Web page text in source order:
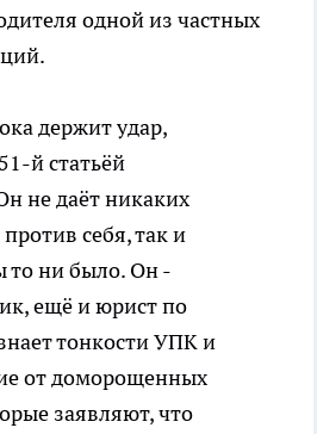
одной из частных
держит удар,
й статьёй
не даёт никаких
себя, так и
то ни было. Он -
ещё и юрист по
тонкости УПК и
от доморощенных
заявляют, что